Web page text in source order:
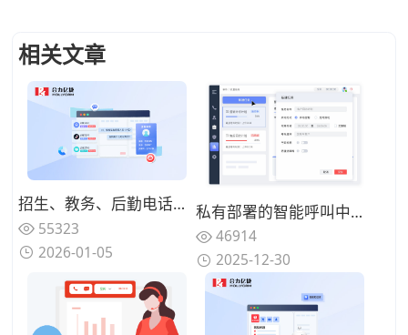
相关文章
招生、教务、后勤电话混在一起，高校热线电话为何总是“谁都不满意”？
55323
2026-01-05
私有部署的智能呼叫中心系统成本构成是什么？一次性投入 vs 长期运维
46914
2025-12-30